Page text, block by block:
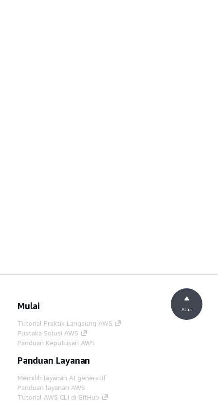
Mulai
Tutorial Praktik Langsung AWS
Pustaka Solusi AWS
Panduan Keputusan AWS
Panduan Layanan
Memilih layanan AI generatif
Panduan layanan AWS
Tutorial AWS CLI di GitHub
Atas